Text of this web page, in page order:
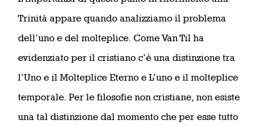
Trinità appare quando analizziamo il problema
dell’uno e del molteplice. Come Van Til ha
evidenziato per il cristiano c’è una distinzione tra
l’Uno e il Molteplice Eterno e L’uno e il molteplice
temporale. Per le filosofie non cristiane, non esiste
una tal distinzione dal momento che per esse tutto